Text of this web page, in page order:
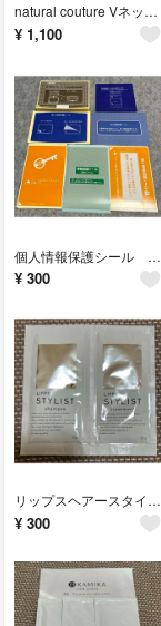
natural couture Vネック5分袖ブラウス
¥ 1,100
個人情報保護シール 70枚
¥ 300
リップスヘアースタイリストシャンプー&トリートメント サンプル
¥ 300